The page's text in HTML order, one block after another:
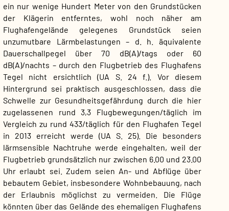
ein nur wenige Hundert Meter von den Grundstücken
der Klägerin entferntes, wohl noch näher am
Flughafengelände gelegenes Grundstück seien
unzumutbare Lärmbelastungen – d. h. äquivalente
Dauerschallpegel über 70 dB(A)/tags oder 60
dB(A)/nachts – durch den Flugbetrieb des Flughafens
Tegel nicht ersichtlich (UA S. 24 f.). Vor diesem
Hintergrund sei praktisch ausgeschlossen, dass die
Schwelle zur Gesundheitsgefährdung durch die hier
zugelassenen rund 3,3 Flugbewegungen/​täglich im
Vergleich zu rund 433/täglich für den Flughafen Tegel
in 2013 erreicht werde (UA S. 25). Die besonders
lärmsensible Nachtruhe werde eingehalten, weil der
Flugbetrieb grundsätzlich nur zwischen 6.00 und 23.00
Uhr erlaubt sei. Zudem seien An- und Abflüge über
bebautem Gebiet, insbesondere Wohnbebauung, nach
der Erlaubnis möglichst zu vermeiden. Die Flüge
könnten über das Gelände des ehemaligen Flughafens